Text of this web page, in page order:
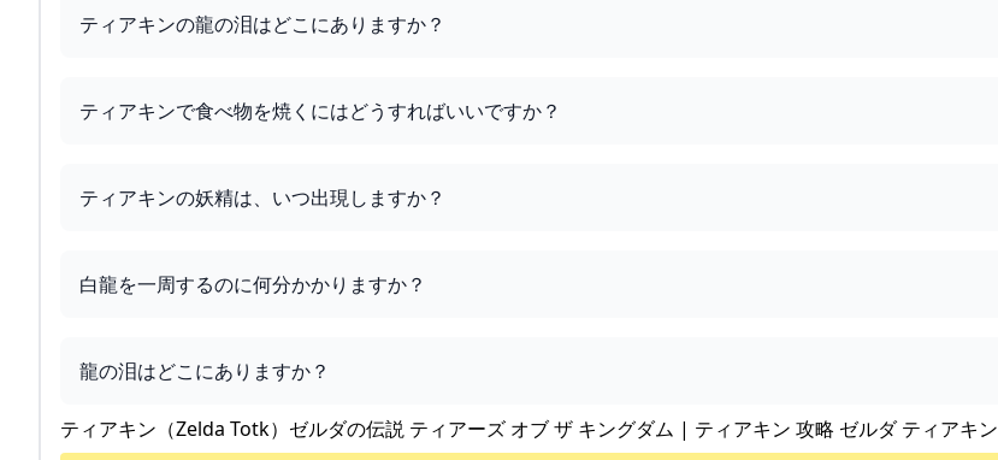
ティアキンの龍の泪はどこにありますか？
ティアキンで食べ物を焼くにはどうすればいいですか？
ティアキンの妖精は、いつ出現しますか？
白龍を一周するのに何分かかりますか？
龍の泪はどこにありますか？
ティアキン（Zelda Totk）ゼルダの伝説 ティアーズ オブ ザ キングダム | ティアキン 攻略 ゼルダ ティアキン